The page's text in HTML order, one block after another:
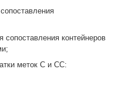
сопоставления контейнеров
меток C и CC: